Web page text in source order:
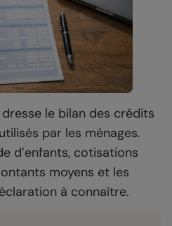
le bilan des crédits
par les ménages.
d’enfants, cotisations
moyens et les
à connaître.